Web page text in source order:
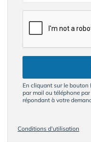
En cliquant sur le bouton
par mail ou téléphone
répondant à votre
Conditions d'utilisation